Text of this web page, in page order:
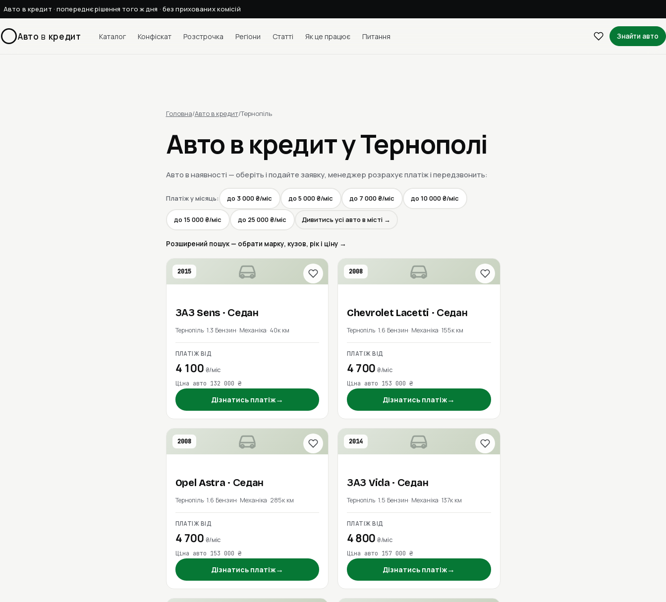
Авто в кредит · попереднє рішення того ж дня · без прихованих комісій
Авто в кредит Каталог Конфіскат Розстрочка Регіони Статті Як це працює Питання Знайти авто
Головна/Авто в кредит/Тернопіль
Авто в кредит у Тернополі
Авто в наявності — оберіть і подайте заявку, менеджер розрахує платіж і передзвонить:
Платіж у місяць: до 3 000 ₴/міс до 5 000 ₴/міс до 7 000 ₴/міс до 10 000 ₴/міс
до 15 000 ₴/міс до 25 000 ₴/міс Дивитись усі авто в місті →
Розширений пошук — обрати марку, кузов, рік і ціну →
2015
ЗАЗ Sens · Седан
Тернопіль 1.3 Бензин Механіка 40к км
ПЛАТІЖ ВІД
4 100 ₴/міс
Ціна авто 132 000 ₴
Дізнатись платіж→
2008
Chevrolet Lacetti · Седан
Тернопіль 1.6 Бензин Механіка 155к км
ПЛАТІЖ ВІД
4 700₴/міс
Ціна авто 153 000 ₴
Дізнатись платіж→
2008
Opel Astra · Седан
Тернопіль 1.6 Бензин Механіка 285к км
ПЛАТІЖ ВІД
4 700 ₴/міс
Ціна авто 153 000 ₴
Дізнатись платіж→
2014
ЗАЗ Vida · Седан
Тернопіль 1.5 Бензин Механіка 137к км
ПЛАТІЖ ВІД
4 800₴/міс
Ціна авто 157 000 ₴
Дізнатись платіж→